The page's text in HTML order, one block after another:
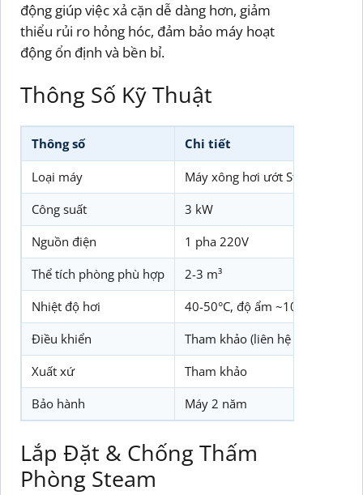
động giúp việc xả cặn dễ dàng hơn, giảm
thiểu rủi ro hỏng hóc, đảm bảo máy hoạt
động ổn định và bền bỉ.
Thông Số Kỹ Thuật
Thông số Chi tiết
Loại máy Máy xông hơi ướt Steam 3kW
Công suất 3 kW
Nguồn điện 1 pha 220V
Thể tích phòng phù hợp 2-3 m³
Nhiệt độ hơi 40-50°C, độ ẩm ~100%
Điều khiển Tham khảo (liên hệ để biết chi
Xuất xứ Tham khảo
Bảo hành Máy 2 năm
Lắp Đặt & Chống Thấm
Phòng Steam